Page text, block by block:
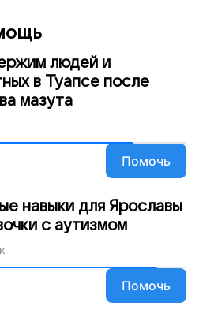
людей и
в Туапсе после
мазута
Помочь
навыки для Ярославы
с аутизмом
Помочь